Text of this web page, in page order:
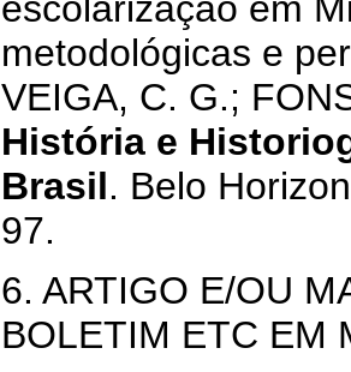
metodológicas e
VEIGA, C. G.;
História e
Brasil. Belo
97.
6. ARTIGO E/OU
BOLETIM ETC EM